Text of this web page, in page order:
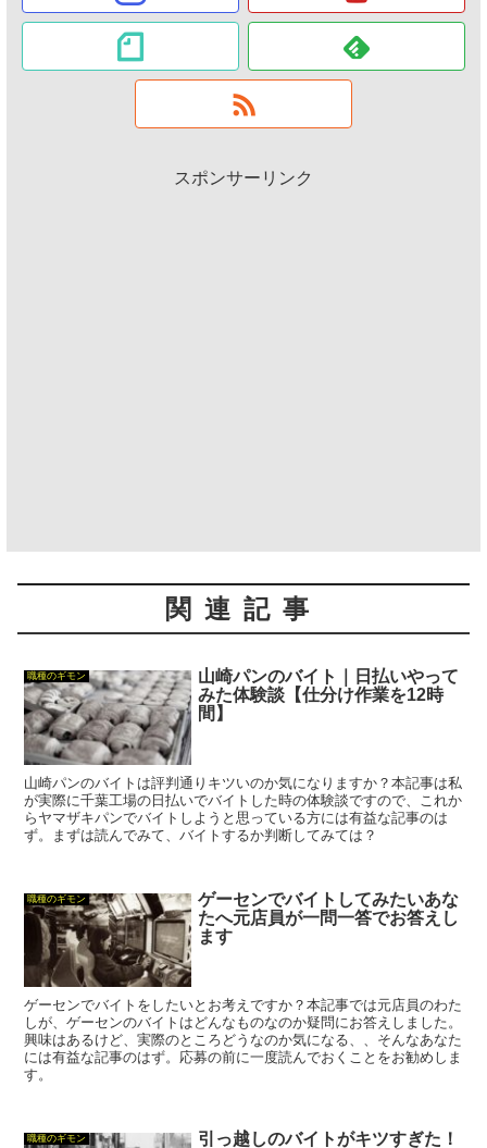
スポンサーリンク
関連記事
職種のギモン
山崎パンのバイト｜日払いやって
みた体験談【仕分け作業を12時
間】
山崎パンのバイトは評判通りキツいのか気になりますか？本記事は私
が実際に千葉工場の日払いでバイトした時の体験談ですので、これか
らヤマザキパンでバイトしようと思っている方には有益な記事のは
ず。まずは読んでみて、バイトするか判断してみては？
職種のギモン
ゲーセンでバイトしてみたいあな
たへ元店員が一問一答でお答えし
ます
ゲーセンでバイトをしたいとお考えですか？本記事では元店員のわた
しが、ゲーセンのバイトはどんなものなのか疑問にお答えしました。
興味はあるけど、実際のところどうなのか気になる、、そんなあなた
には有益な記事のはず。応募の前に一度読んでおくことをお勧めしま
す。
職種のギモン
引っ越しのバイトがキツすぎた！